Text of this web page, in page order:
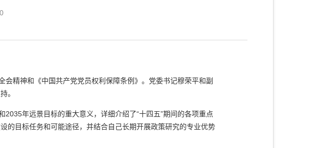
精神和《中国共产党党员权利保障条例》。党委书记穆荣平和副
。
2035年远景目标的重大意义，详细介绍了“十四五”期间的各项重点
的目标任务和可能途径，并结合自己长期开展政策研究的专业优势